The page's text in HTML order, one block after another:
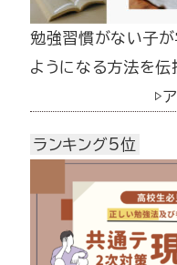
勉強習慣がない子
ようになる方法を伝
▷
ランキング5位